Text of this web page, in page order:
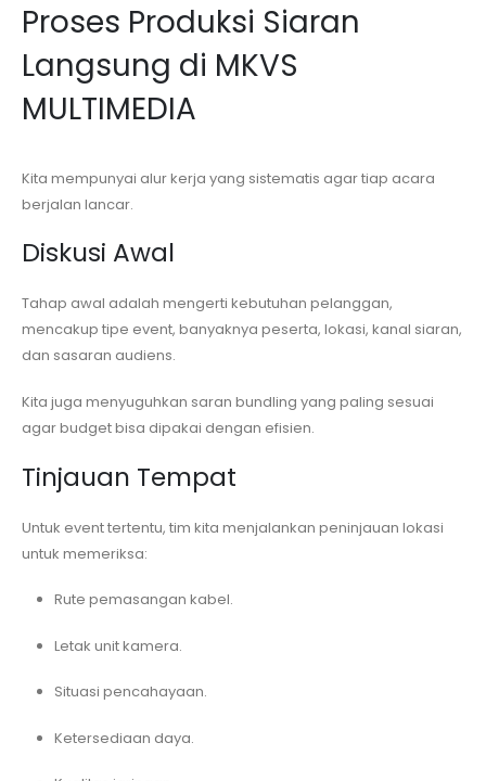
Proses Produksi Siaran
Langsung di MKVS
MULTIMEDIA
Kita mempunyai alur kerja yang sistematis agar tiap acara
berjalan lancar.
Diskusi Awal
Tahap awal adalah mengerti kebutuhan pelanggan,
mencakup tipe event, banyaknya peserta, lokasi, kanal siaran,
dan sasaran audiens.
Kita juga menyuguhkan saran bundling yang paling sesuai
agar budget bisa dipakai dengan efisien.
Tinjauan Tempat
Untuk event tertentu, tim kita menjalankan peninjauan lokasi
untuk memeriksa:
Rute pemasangan kabel.
Letak unit kamera.
Situasi pencahayaan.
Ketersediaan daya.